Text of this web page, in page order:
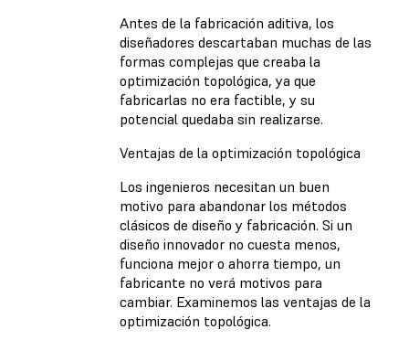
Antes de la fabricación aditiva, los
diseñadores descartaban muchas de las
formas complejas que creaba la
optimización topológica, ya que
fabricarlas no era factible, y su
potencial quedaba sin realizarse.
Ventajas de la optimización topológica
Los ingenieros necesitan un buen
motivo para abandonar los métodos
clásicos de diseño y fabricación. Si un
diseño innovador no cuesta menos,
funciona mejor o ahorra tiempo, un
fabricante no verá motivos para
cambiar. Examinemos las ventajas de la
optimización topológica.